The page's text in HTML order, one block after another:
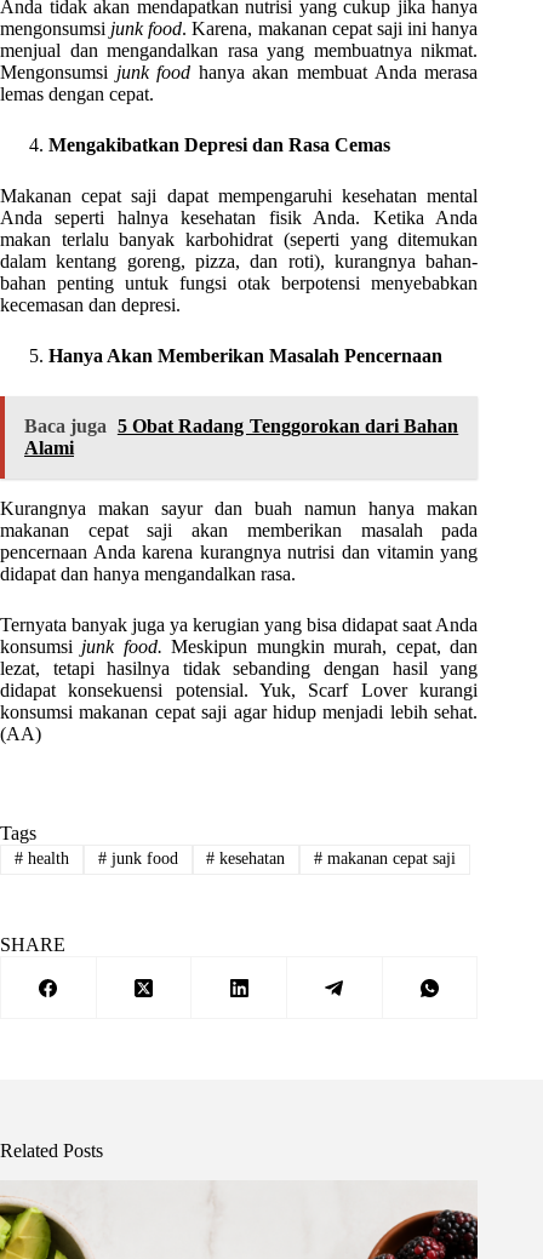
Anda tidak akan mendapatkan nutrisi yang cukup jika hanya
mengonsumsi junk food. Karena, makanan cepat saji ini hanya
menjual dan mengandalkan rasa yang membuatnya nikmat.
Mengonsumsi junk food hanya akan membuat Anda merasa
lemas dengan cepat.
Mengakibatkan Depresi dan Rasa Cemas
Makanan cepat saji dapat mempengaruhi kesehatan mental
Anda seperti halnya kesehatan fisik Anda. Ketika Anda
makan terlalu banyak karbohidrat (seperti yang ditemukan
dalam kentang goreng, pizza, dan roti), kurangnya bahan-
bahan penting untuk fungsi otak berpotensi menyebabkan
kecemasan dan depresi.
Hanya Akan Memberikan Masalah Pencernaan
Baca juga 5 Obat Radang Tenggorokan dari Bahan
Alami
Kurangnya makan sayur dan buah namun hanya makan
makanan cepat saji akan memberikan masalah pada
pencernaan Anda karena kurangnya nutrisi dan vitamin yang
didapat dan hanya mengandalkan rasa.
Ternyata banyak juga ya kerugian yang bisa didapat saat Anda
konsumsi junk food.Meskipun mungkin murah, cepat, dan
lezat, tetapi hasilnya tidak sebanding dengan hasil yang
didapat konsekuensi potensial. Yuk, Scarf Lover kurangi
konsumsi makanan cepat saji agar hidup menjadi lebih sehat.
(AA)
Tags
#health #junk food # kesehatan # makanan cepat saji
SHARE
Related Posts